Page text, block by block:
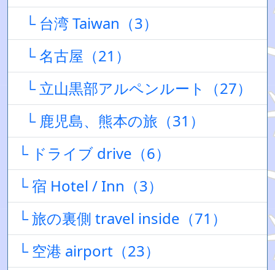
└ 台湾 Taiwan（3）
└ 名古屋（21）
└ 立山黒部アルペンルート（27）
└ 鹿児島、熊本の旅（31）
└ ドライブ drive（6）
└ 宿 Hotel / Inn（3）
└ 旅の裏側 travel inside（71）
└ 空港 airport（23）